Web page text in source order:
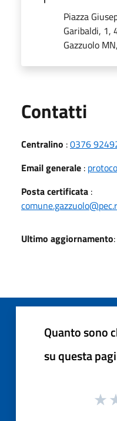
Piazza
Garibaldi, 1,
Gazzuolo
Contatti
Centralino :0376
Email generale :
Posta certificata :
Ultimo aggiornamento
Quanto sono
su questa